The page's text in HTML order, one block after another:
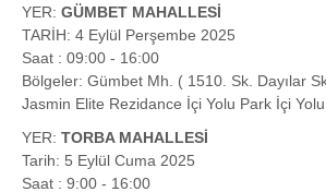
YER: GÜMBET MAHALLESİ
TARİH: 4 Eylül Perşembe 2025
Saat : 09:00 - 16:00
Bölgeler: Gümbet Mh. ( 1510. Sk. Dayılar
Jasmin Elite Rezidance İçi Yolu Park İçi
YER: TORBA MAHALLESİ
Tarih: 5 Eylül Cuma 2025
Saat : 9:00 - 16:00